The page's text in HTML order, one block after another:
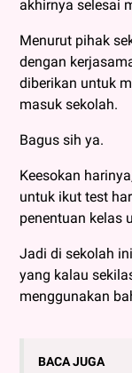
akhirnya selesai
Menurut pihak
dengan
diberikan untuk
masuk sekolah.
Bagus sih ya.
Keesokan
untuk ikut test
penentuan kelas
Jadi di sekolah
yang kalau
menggunakan
BACA JUGA